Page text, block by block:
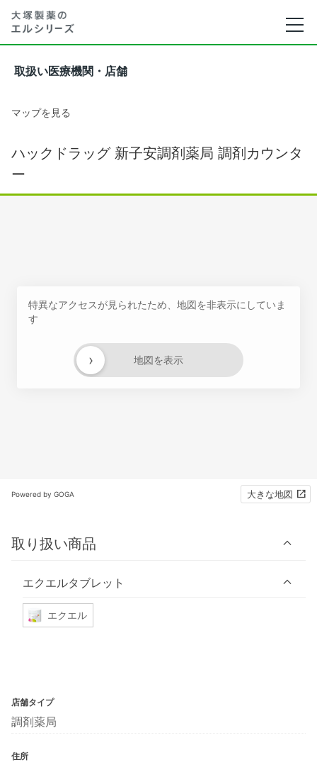
取扱い医療機関・店舗
マップを見る
ハックドラッグ 新子安調剤薬局 調剤カウンタ
ー
特異なアクセスが見られたため、地図を非表示にしていま
す
地図を表示
›
Powered by GOGA 大きな地図
取り扱い商品
エクエルタブレット
エクエル
店舗タイプ
調剤薬局
住所